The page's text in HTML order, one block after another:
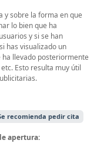
y sobre la forma en que
lo bien que ha
y si se han
has visualizado un
ha llevado posteriormente
Esto resulta muy útil
recomienda pedir cita
apertura: